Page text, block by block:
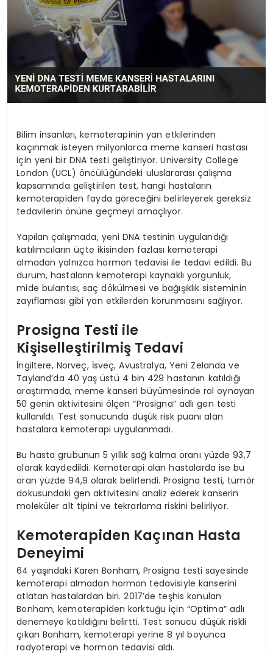
Bilim insanları, kemoterapinin yan etkilerinden
kaçınmak isteyen milyonlarca meme kanseri hastası
için yeni bir DNA testi geliştiriyor. University College
London (UCL) öncülüğündeki uluslararası çalışma
kapsamında geliştirilen test, hangi hastaların
kemoterapiden fayda göreceğini belirleyerek gereksiz
tedavilerin önüne geçmeyi amaçlıyor.
Yapılan çalışmada, yeni DNA testinin uygulandığı
katılımcıların üçte ikisinden fazlası kemoterapi
almadan yalnızca hormon tedavisi ile tedavi edildi. Bu
durum, hastaların kemoterapi kaynaklı yorgunluk,
mide bulantısı, saç dökülmesi ve bağışıklık sisteminin
zayıflaması gibi yan etkilerden korunmasını sağlıyor.
Prosigna Testi ile
Kişiselleştirilmiş Tedavi
İngiltere, Norveç, İsveç, Avustralya, Yeni Zelanda ve
Tayland’da 40 yaş üstü 4 bin 429 hastanın katıldığı
araştırmada, meme kanseri büyümesinde rol oynayan
50 genin aktivitesini ölçen “Prosigna” adlı gen testi
kullanıldı. Test sonucunda düşük risk puanı alan
hastalara kemoterapi uygulanmadı.
Bu hasta grubunun 5 yıllık sağ kalma oranı yüzde 93,7
olarak kaydedildi. Kemoterapi alan hastalarda ise bu
oran yüzde 94,9 olarak belirlendi. Prosigna testi, tümör
dokusundaki gen aktivitesini analiz ederek kanserin
moleküler alt tipini ve tekrarlama riskini belirliyor.
Kemoterapiden Kaçınan Hasta
Deneyimi
64 yaşındaki Karen Bonham, Prosigna testi sayesinde
kemoterapi almadan hormon tedavisiyle kanserini
atlatan hastalardan biri. 2017’de teşhis konulan
Bonham, kemoterapiden korktuğu için “Optima” adlı
denemeye katıldığını belirtti. Test sonucu düşük riskli
çıkan Bonham, kemoterapi yerine 8 yıl boyunca
radyoterapi ve hormon tedavisi aldı.